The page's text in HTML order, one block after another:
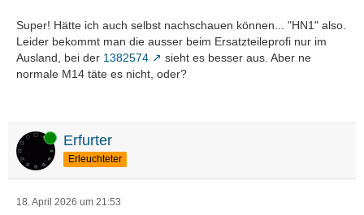
Super! Hätte ich auch selbst nachschauen können... "HN1" also.
Leider bekommt man die ausser beim Ersatzteileprofi nur im
Ausland, bei der 1382574
sieht es besser aus. Aber ne
normale M14 täte es nicht, oder?
Online Erfurter
Erleuchteter
18. April 2026 um 21:53